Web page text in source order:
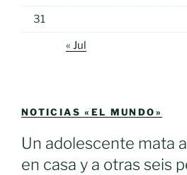
31
« Jul
NOTICIAS «EL MUNDO»
Un adolescente mata
en casa y a otras seis